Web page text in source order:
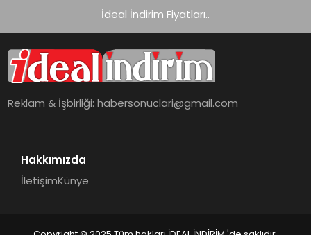
İdeal İndirim Fiyatları..
Reklam & İşbirliği:habersonuclari@gmail.com
Hakkımızda
İletişimKünye